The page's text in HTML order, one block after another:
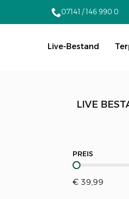
07141 / 146 990 0
Live-Bestand
LIVE
PREIS
PREIS
€ 39,99